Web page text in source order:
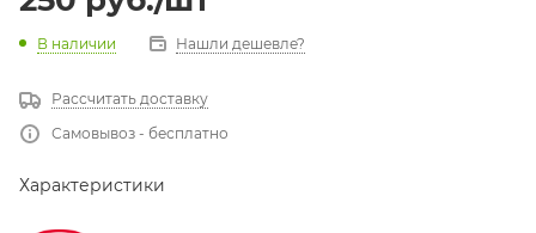
В наличии Нашли дешевле?
Рассчитать доставку
Самовывоз - бесплатно
Характеристики